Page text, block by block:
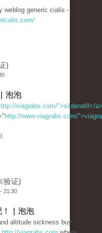
weblog generic cialis -
)
泡泡
http://viagrabs.com/">sildenafil</
http://www.viagrabs.com/
验证)
21:30
！ | 泡泡
altitude sickness buy